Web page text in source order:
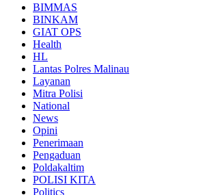
BIMMAS
BINKAM
GIAT OPS
Health
HL
Lantas Polres Malinau
Layanan
Mitra Polisi
National
News
Opini
Penerimaan
Pengaduan
Poldakaltim
POLISI KITA
Politics